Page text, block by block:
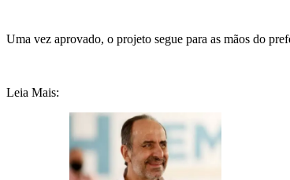
Uma vez aprovado, o projeto segue para as mãos do
Leia Mais: